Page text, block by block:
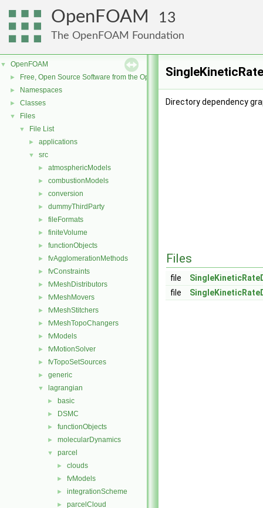
OpenFOAM 13
The OpenFOAM Foundation
▼ OpenFOAM
► Free, Open Source Software from the OpenFOAM Foundation
► Namespaces
► Classes
▼ Files
▼ File List
► applications
▼ src
► atmosphericModels
► combustionModels
► conversion
► dummyThirdParty
► fileFormats
► finiteVolume
► functionObjects
► fvAgglomerationMethods
► fvConstraints
► fvMeshDistributors
► fvMeshMovers
► fvMeshStitchers
► fvMeshTopoChangers
► fvModels
► fvMotionSolver
► fvTopoSetSources
► generic
▼ lagrangian
► basic
► DSMC
► functionObjects
► molecularDynamics
▼ parcel
► clouds
► fvModels
► integrationScheme
► parcelCloud
Directory dependency
Files
file
file